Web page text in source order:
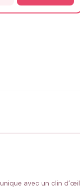
avec un clin d’œil